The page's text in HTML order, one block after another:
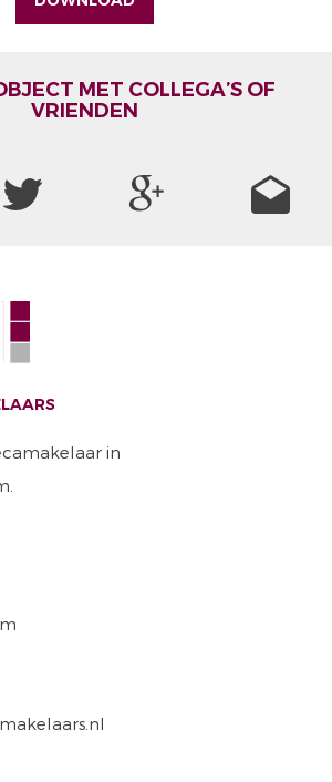
MET COLLEGA’S OF
VRIENDEN
in